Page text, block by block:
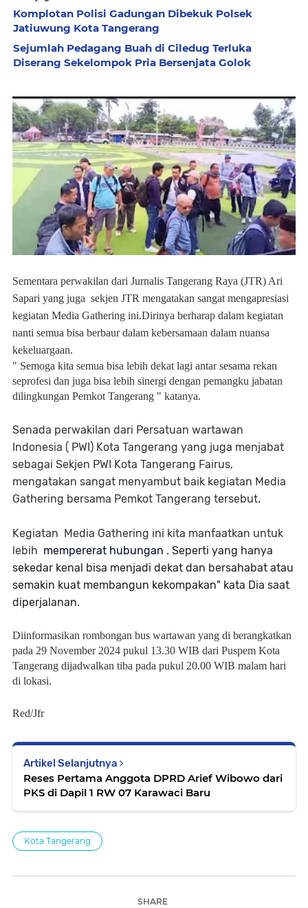
Komplotan Polisi Gadungan Dibekuk Polsek
Jatiuwung Kota Tangerang
Sejumlah Pedagang Buah di Ciledug Terluka
Diserang Sekelompok Pria Bersenjata Golok
Sementara perwakilan dari Jurnalis Tangerang Raya (JTR) Ari
Sapari yang juga sekjen JTR mengatakan sangat mengapresiasi
kegiatan Media Gathering ini.Dirinya berharap dalam kegiatan
nanti semua bisa berbaur dalam kebersamaan dalam nuansa
kekeluargaan.
" Semoga kita semua bisa lebih dekat lagi antar sesama rekan
seprofesi dan juga bisa lebih sinergi dengan pemangku jabatan
dilingkungan Pemkot Tangerang " katanya.
Senada perwakilan dari Persatuan wartawan
Indonesia ( PWI) Kota Tangerang yang juga menjabat
sebagai Sekjen PWI Kota Tangerang Fairus,
mengatakan sangat menyambut baik kegiatan Media
Gathering bersama Pemkot Tangerang tersebut.
Kegiatan Media Gathering ini kita manfaatkan untuk
lebih mempererat hubungan . Seperti yang hanya
sekedar kenal bisa menjadi dekat dan bersahabat atau
semakin kuat membangun kekompakan" kata Dia saat
diperjalanan.
Diinformasikan rombongan bus wartawan yang di berangkatkan
pada 29 November 2024 pukul 13.30 WIB dari Puspem Kota
Tangerang dijadwalkan tiba pada pukul 20.00 WIB malam hari
di lokasi.
Red/Jfr
Artikel Selanjutnya
Reses Pertama Anggota DPRD Arief Wibowo dari
PKS di Dapil 1 RW 07 Karawaci Baru
Kota Tangerang
SHARE